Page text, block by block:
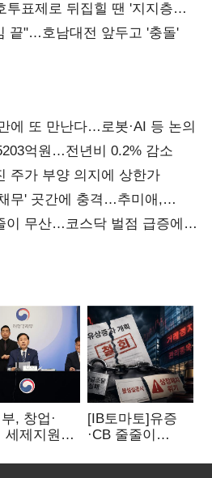
표제로 뒤집힐 땐 '지지층
끝"…호남대전 앞두고 '충돌'
에 또 만난다…로봇·AI 등 논의
억원…전년비 0.2% 감소
주가 부양 의지에 상한가
무' 곳간에 충격…추미애,
승부수
이 무산…코스닥 벌점 급증에
, 창업·
세제지원
계
[IB토마토]유증
·CB 줄줄이
벌점 급증에 상폐